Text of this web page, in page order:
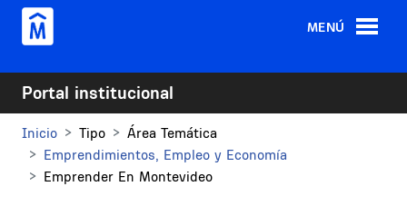
Pasar al contenido principal
MENÚ
Portal institucional
Inicio Tipo
Área Temática
Emprendimientos, Empleo y Economía
Emprender En Montevideo